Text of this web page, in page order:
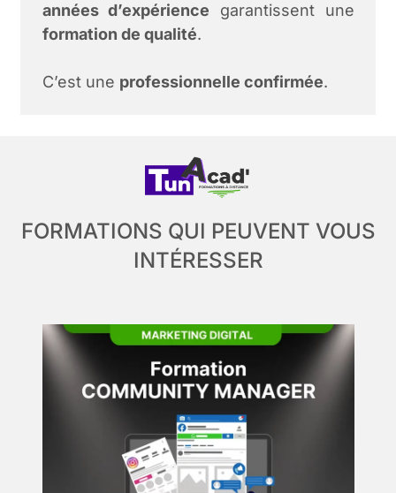
années d’expérience garantissent une
formation de qualité.
C’est une professionnelle confirmée.
FORMATIONS QUI PEUVENT VOUS
INTÉRESSER